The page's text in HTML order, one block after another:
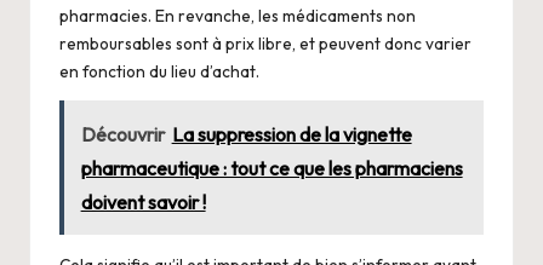
pharmacies. En revanche, les médicaments non
remboursables sont à prix libre, et peuvent donc varier
en fonction du lieu d’achat.
Découvrir La suppression de la vignette
pharmaceutique : tout ce que les pharmaciens
doivent savoir !